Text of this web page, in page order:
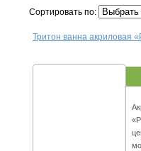
Сортировать по:
Тритон ванна акриловая